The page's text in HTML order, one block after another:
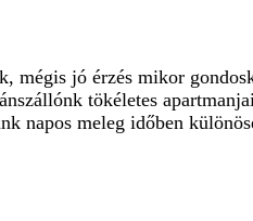
mégis jó érzés mikor
tökéletes
napos meleg időben